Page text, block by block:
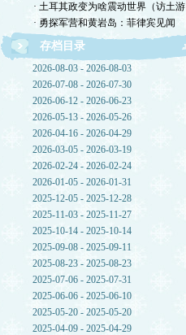
· 土耳其政变为啥震动世界（访土游
· 勇探军营和黄岩岛：菲律宾见闻
存档目录
2026-08-03 - 2026-08-03
2026-07-08 - 2026-07-30
2026-06-12 - 2026-06-23
2026-05-13 - 2026-05-26
2026-04-16 - 2026-04-29
2026-03-05 - 2026-03-19
2026-02-24 - 2026-02-24
2026-01-05 - 2026-01-31
2025-12-05 - 2025-12-28
2025-11-03 - 2025-11-27
2025-10-14 - 2025-10-14
2025-09-08 - 2025-09-11
2025-08-23 - 2025-08-23
2025-07-06 - 2025-07-31
2025-06-06 - 2025-06-10
2025-05-20 - 2025-05-20
2025-04-09 - 2025-04-29